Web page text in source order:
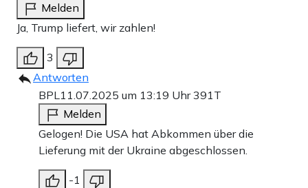
Melden
Ja, Trump liefert, wir zahlen!
3
Antworten
BPL11.07.2025 um 13:19 Uhr391T
Melden
Gelogen! Die USA hat Abkommen über die
Lieferung mit der Ukraine abgeschlossen.
-1